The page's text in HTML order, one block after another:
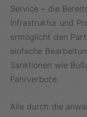
Service – die
Infrastruktur und
ermöglicht den
einfache
Sanktionen wie
Fahrverbote.
Alle durch die